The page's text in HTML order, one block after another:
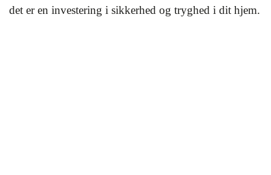
det er en investering i sikkerhed og tryghed i dit hjem.